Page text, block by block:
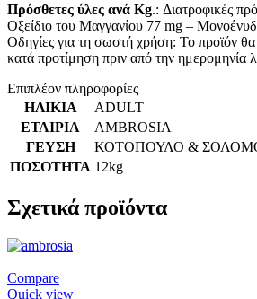
Πρόσθετες ύλες ανά Kg.: Διατροφικές
Οξείδιο του Μαγγανίου 77 mg –
Οδηγίες για τη σωστή χρήση: Το προϊόν
κατά προτίμηση πριν από την ημερομηνία
Επιπλέον πληροφορίες
ΗΛΙΚΙΑ
ADULT
ΕΤΑΙΡΙΑ
AMBROSIA
ΓΕΥΣΗ
ΚΟΤΟΠΟΥΛΟ &
ΠΟΣΟΤΗΤΑ 12kg
Σχετικά προϊόντα
Compare
Quick view